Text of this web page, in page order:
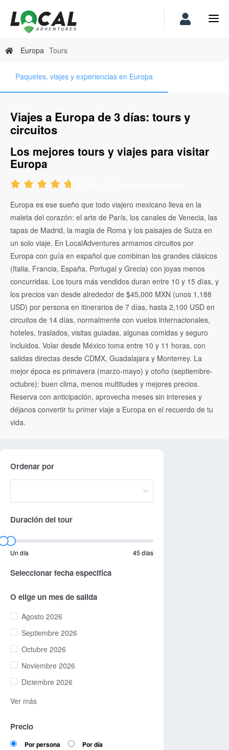
Europa Tours
Paquetes, viajes y experiencias en Europa
Viajes a Europa de 3 días: tours y
circuitos
Los mejores tours y viajes para visitar
Europa
Europa es ese sueño que todo viajero mexicano lleva en la
maleta del corazón: el arte de París, los canales de Venecia, las
tapas de Madrid, la magia de Roma y los paisajes de Suiza en
un solo viaje. En LocalAdventures armamos circuitos por
Europa con guía en español que combinan los grandes clásicos
(Italia, Francia, España, Portugal y Grecia) con joyas menos
concurridas. Los tours más vendidos duran entre 10 y 15 días, y
los precios van desde alrededor de $45,000 MXN (unos 1,188
USD) por persona en itinerarios de 7 días, hasta 2,100 USD en
circuitos de 14 días, normalmente con vuelos internacionales,
hoteles, traslados, visitas guiadas, algunas comidas y seguro
incluidos. Volar desde México toma entre 10 y 11 horas, con
salidas directas desde CDMX, Guadalajara y Monterrey. La
mejor época es primavera (marzo-mayo) y otoño (septiembre-
octubre): buen clima, menos multitudes y mejores precios.
Reserva con anticipación, aprovecha meses sin intereses y
déjanos convertir tu primer viaje a Europa en el recuerdo de tu
vida.
Ordenar por
Duración del tour
Un día 45 días
Seleccionar fecha especifica
O elige un mes de salida
Agosto 2026
Septiembre 2026
Octubre 2026
Noviembre 2026
Diciembre 2026
Ver más
Precio
Por persona Por día